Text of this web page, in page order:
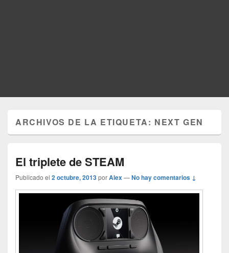
ARCHIVOS DE LA ETIQUETA: NEXT GEN
El triplete de STEAM
Publicado el 2 octubre, 2013porAlex—No hay comentarios ↓